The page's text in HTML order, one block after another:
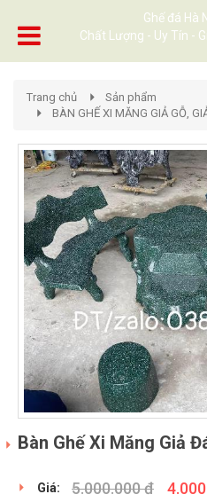
Ghế đá Hà
Chất Lượng - Uy Tín -
Trang chủ
Sản phẩm
BÀN GHẾ XI MĂNG GIẢ GỖ,
Bàn Ghế Xi Măng Giả
Giá: 5.000.000 đ